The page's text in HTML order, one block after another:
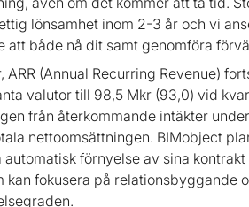
lönsamhet inom 2-3 år och vi
att både nå dit samt genomföra
(Annual Recurring Revenue)
valutor till 98,5 Mkr (93,0) vid
från återkommande intäkter
nettoomsättningen. BIMobject
förnyelse av sina
kan fokusera på relationsbyggande